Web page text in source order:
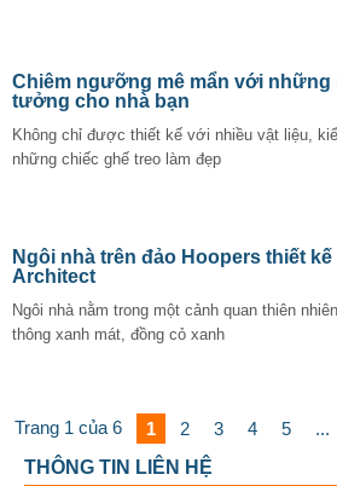
Chiêm ngưỡng mê mẩn với những
tưởng cho nhà bạn
Không chỉ được thiết kế với nhiều vật liệu,
những chiếc ghế treo làm đẹp
Ngôi nhà trên đảo Hoopers thiết
Architect
Ngôi nhà nằm trong một cảnh quan thiên
thông xanh mát, đồng cỏ xanh
Trang 1 của 6 1 2 3 4 5 ...
THÔNG TIN LIÊN HỆ